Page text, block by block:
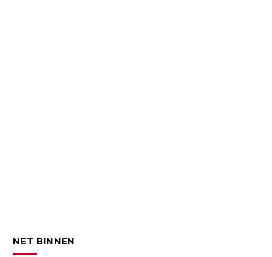
NET BINNEN